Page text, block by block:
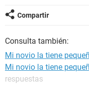
Compartir
Consulta también:
Mi novio la tiene
Mi novio la tiene
respuestas